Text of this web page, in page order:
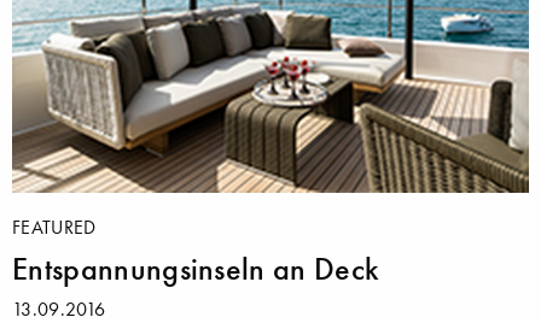
FEATURED
Entspannungsinseln an Deck
13.09.2016